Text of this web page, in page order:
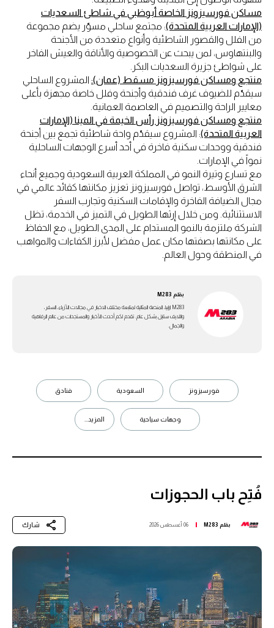
مساكن فورسيزونز الخاصة أبوظبي في شاطئ السعديات
(الإمارات العربية المتحدة): مجتمع ساحلي مسوّر يضم مجموعة
من الفلل والقصور الشاطئية وأنواع متعددة من الأجنحة
والبنتهاوس، لمن يبحث عن الخصوصية والأناقة والعيش الفاخر
على شواطئ جزيرة السعديات البكر.
منتجع ومساكن فورسيزونز مسقط (عمان): المشروع الساحلي
سيقدّم للضيوف غرف فندقية وأجنحة وفلل خاصة مجهزة بأعلى
معايير الراحة والتصميم في العاصمة العمانية.
منتجع ومساكن فورسيزونز رأس الخيمة في المينا (الإمارات
العربية المتحدة): المشروع سيقدّم واحة شاطئية تجمع بين أجنحة
فندقية ووحدات سكنية فاخرة في أحد أسرع الوجهات الساحلية
نمواً في الإمارات.
مع تسارع وتيرة النمو في المملكة العربية السعودية وجميع أنحاء
الشرق الأوسط، تواصل فورسيزونز تعزيز مكانتها كقائد عالمي في
مجال الضيافة الفاخرة والإقامات السكنية وتجارب السفر
الاستثنائية. ومن خلال إرثها الطويل في التميز في الخدمة، تظل
الشركة ملتزمة بالنمو المستدام على المدى الطويل، مع الحفاظ
على مكانتها بصفتها مكان عمل مفضل لأبرز الكفاءات والمواهب
في المنطقة وحول العالم.
بقلم M283
M283 ارابيا، المنصة المثالية لمتابعة مختلف الاخبار في مجالات الأزياء، السفر،
واللايف ستايل بشكل عام. تقدم لكم أحدث الأخبار والمستجدات من عالم الرفاهية
والجمال.
فورسيزونز السعودية فنادق
وجهات سياحية المزيد...
فُتِح باب الحجوزات
بقلم M283 06 أغسطس 2026 شارك